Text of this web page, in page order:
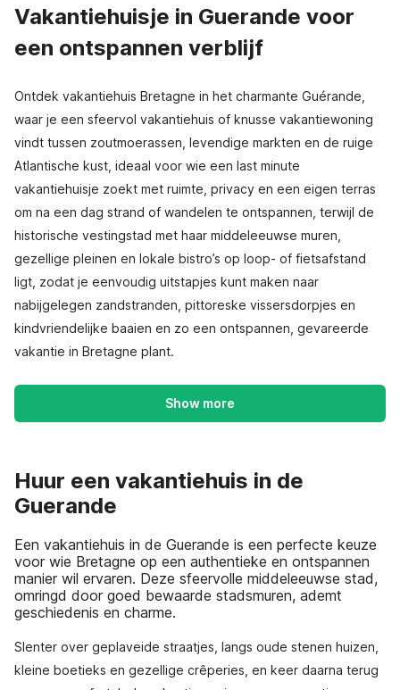
Vakantiehuisje in Guerande voor
een ontspannen verblijf
Ontdek vakantiehuis Bretagne in het charmante Guérande,
waar je een sfeervol vakantiehuis of knusse vakantiewoning
vindt tussen zoutmoerassen, levendige markten en de ruige
Atlantische kust, ideaal voor wie een last minute
vakantiehuisje zoekt met ruimte, privacy en een eigen terras
om na een dag strand of wandelen te ontspannen, terwijl de
historische vestingstad met haar middeleeuwse muren,
gezellige pleinen en lokale bistro’s op loop- of fietsafstand
ligt, zodat je eenvoudig uitstapjes kunt maken naar
nabijgelegen zandstranden, pittoreske vissersdorpjes en
kindvriendelijke baaien en zo een ontspannen, gevareerde
vakantie in Bretagne plant.
Show more
Huur een vakantiehuis in de
Guerande
Een vakantiehuis in de Guerande is een perfecte keuze
voor wie Bretagne op een authentieke en ontspannen
manier wil ervaren. Deze sfeervolle middeleeuwse stad,
omringd door goed bewaarde stadsmuren, ademt
geschiedenis en charme.
Slenter over geplaveide straatjes, langs oude stenen huizen,
kleine boetieks en gezellige crêperies, en keer daarna terug